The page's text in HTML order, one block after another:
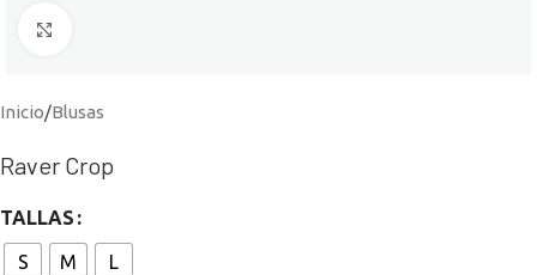
Inicio/Blusas
Raver Crop
TALLAS
S M L